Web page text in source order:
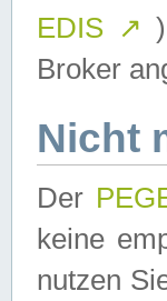
EDIS ↗
Broker
Nicht
Der
keine
nutzen